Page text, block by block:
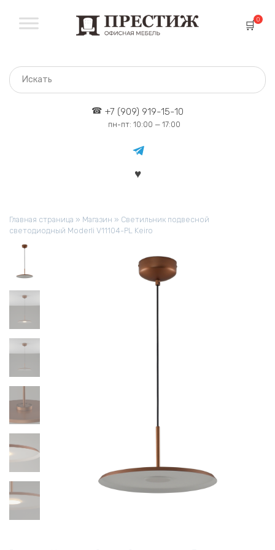
содержанию
0
+7 (909) 919-15-10
пн-пт: 10:00 — 17:00
Главная страница » Магазин » Светильник подвесной
светодиодный Moderli V11104-PL Keiro